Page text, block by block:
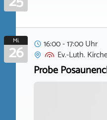
Mi.
26
16:00 - 17:00 Uhr
Ev.-Luth.
Probe